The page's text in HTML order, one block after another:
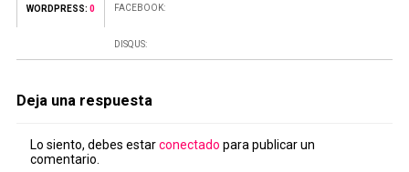
WORDPRESS: 0 FACEBOOK:
DISQUS:
Deja una respuesta
Lo siento, debes estarconectado para publicar un
comentario.